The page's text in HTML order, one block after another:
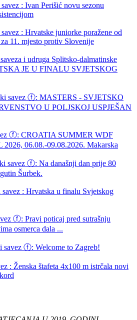
: Ivan Perišić novu sezonu
: Hrvatske juniorke poražene od
11. mjesto protiv Slovenije
i udruga Splitsko-dalmatinske
JE U FINALU SVJETSKOG
savez ⓕ: MASTERS - SVJETSKO
U POLJSKOJ USPJEŠAN
ⓕ: CROATIA SUMMER WDF
06.08.-09.08.2026. Makarska
savez ⓕ: Na današnji dan prije 80
Šurbek.
: Hrvatska u finalu Svjetskog
ⓕ: Pravi poticaj pred sutrašnju
osmerca dala ...
savez ⓕ: Welcome to Zagreb!
: Ženska štafeta 4x100 m istrčala novi